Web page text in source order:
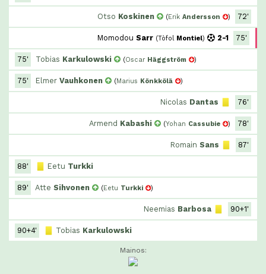
Otso Koskinen (Erik Andersson ) 72'
Momodou Sarr (Tòfol Montiel) 2-1 75'
75' Tobias Karkulowski (Oscar Häggström )
75' Elmer Vauhkonen (Marius Könkkölä )
Nicolas Dantas 76'
Armend Kabashi (Yohan Cassubie ) 78'
Romain Sans 87'
88' Eetu Turkki
89' Atte Sihvonen (Eetu Turkki )
Neemias Barbosa 90+1'
90+4' Tobias Karkulowski
Mainos: